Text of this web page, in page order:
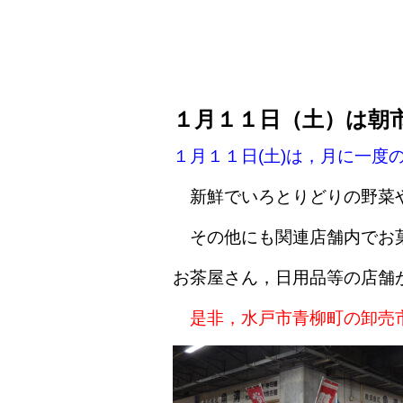
１月１１日（土）は
１月１１日(土)は，月に一度
新鮮でいろとりどりの野菜
その他にも関連店舗内でお
お茶屋さん，日用品等の店
是非，水戸市青柳町の卸